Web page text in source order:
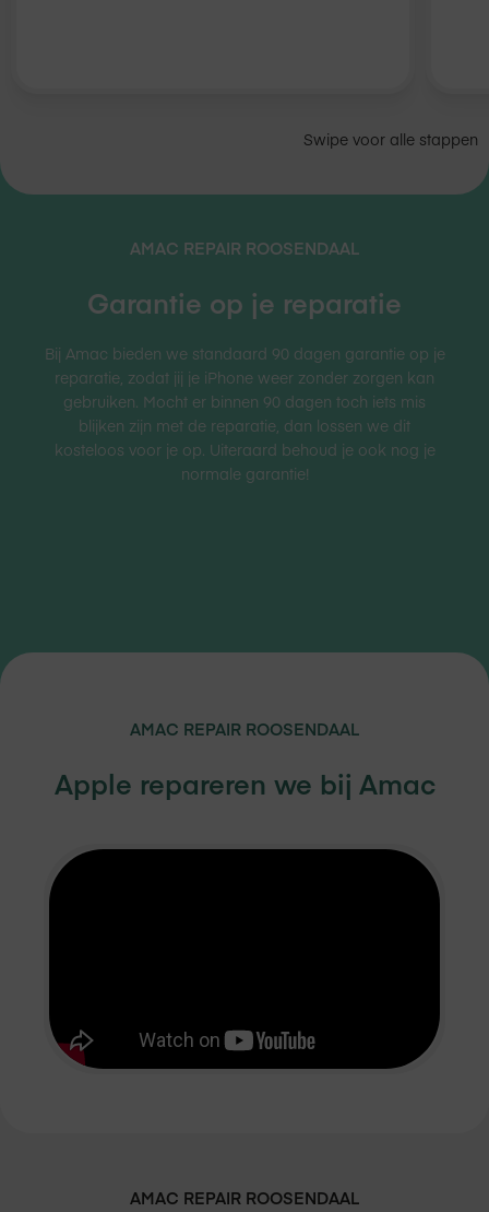
Swipe voor alle stappen
AMAC REPAIR ROOSENDAAL
Garantie op je reparatie
Bij Amac bieden we standaard 90 dagen garantie op je
reparatie, zodat jij je iPhone weer zonder zorgen kan
gebruiken. Mocht er binnen 90 dagen toch iets mis
blijken zijn met de reparatie, dan lossen we dit
kosteloos voor je op. Uiteraard behoud je ook nog je
normale garantie!
AMAC REPAIR ROOSENDAAL
Apple repareren we bij Amac
AMAC REPAIR ROOSENDAAL